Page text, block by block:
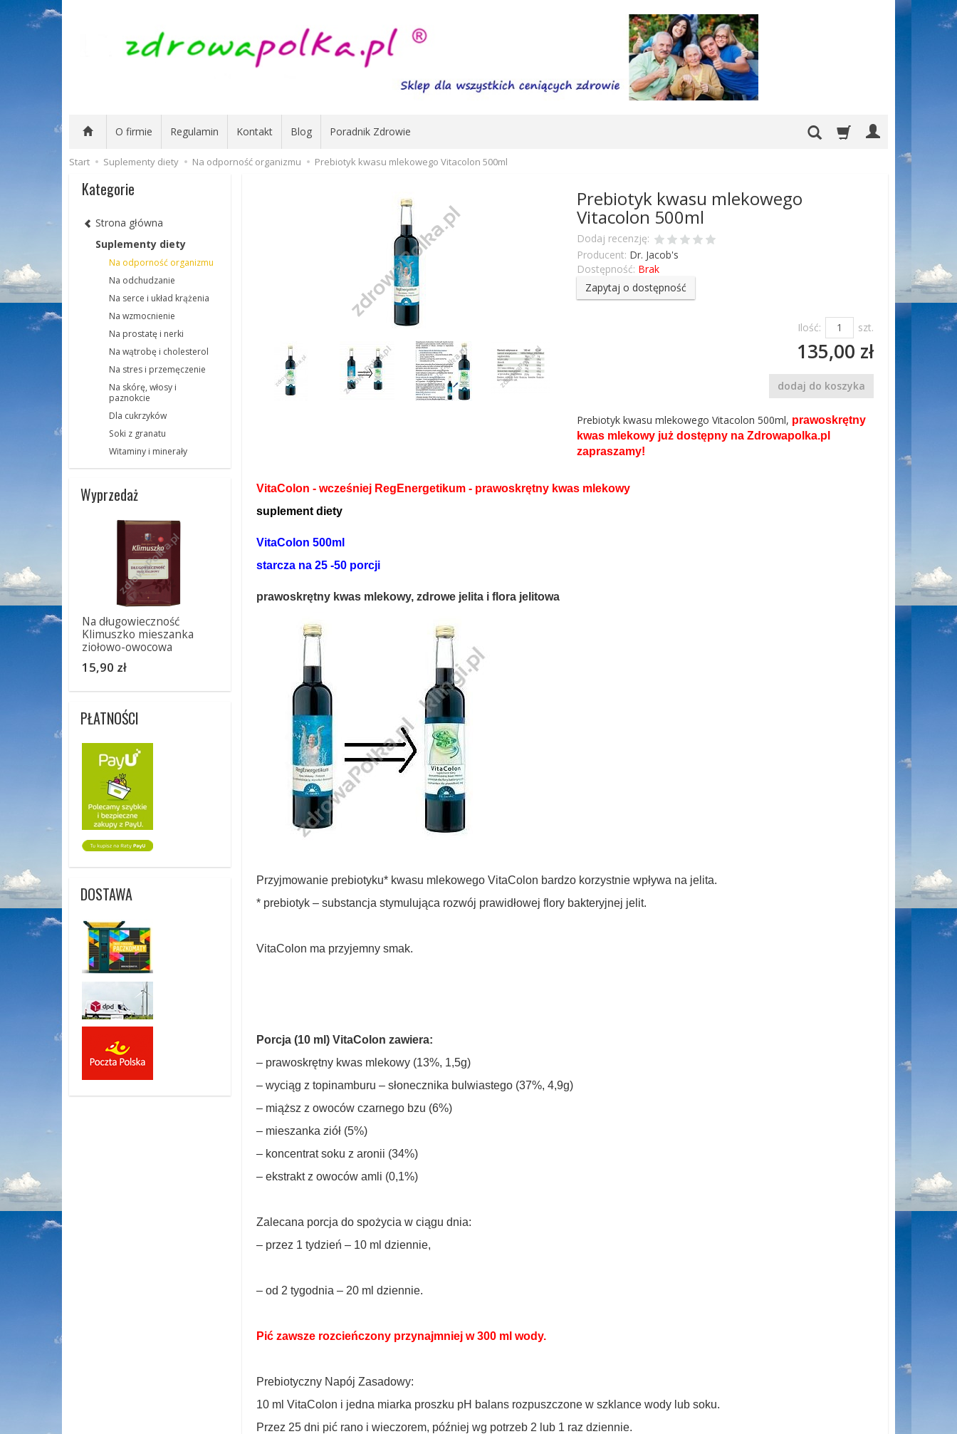
O firmie Regulamin Kontakt Blog Poradnik Zdrowie
Start Suplementy diety Na odporność organizmu Prebiotyk kwasu mlekowego Vitacolon 500ml
Prebiotyk kwasu mlekowego
Vitacolon 500ml
Dodaj recenzję:
Producent: Dr. Jacob's
Dostępność: Brak
Zapytaj o dostępność
Ilość: szt.
135,00 zł
dodaj do koszyka
Prebiotyk kwasu mlekowego Vitacolon 500ml, prawoskrętny
kwas mlekowy już dostępny na Zdrowapolka.pl
zapraszamy!
VitaColon - wcześniej RegEnergetikum - prawoskrętny kwas mlekowy
suplement diety
VitaColon 500ml
starcza na 25 -50 porcji
prawoskrętny kwas mlekowy, zdrowe jelita i flora jelitowa
Przyjmowanie prebiotyku* kwasu mlekowego VitaColon bardzo korzystnie wpływa na jelita.
* prebiotyk – substancja stymulująca rozwój prawidłowej flory bakteryjnej jelit.
VitaColon ma przyjemny smak.
Porcja (10 ml) VitaColon zawiera:
– prawoskrętny kwas mlekowy (13%, 1,5g)
– wyciąg z topinamburu – słonecznika bulwiastego (37%, 4,9g)
– miąższ z owoców czarnego bzu (6%)
– mieszanka ziół (5%)
– koncentrat soku z aronii (34%)
– ekstrakt z owoców amli (0,1%)
Zalecana porcja do spożycia w ciągu dnia:
– przez 1 tydzień – 10 ml dziennie,
– od 2 tygodnia – 20 ml dziennie.
Pić zawsze rozcieńczony przynajmniej w 300 ml wody.
Prebiotyczny Napój Zasadowy:
10 ml VitaColon i jedna miarka proszku pH balans rozpuszczone w szklance wody lub soku.
Przez 25 dni pić rano i wieczorem, później wg potrzeb 2 lub 1 raz dziennie.
Kategorie
Strona główna
Suplementy diety
Na odporność organizmu
Na odchudzanie
Na serce i układ krążenia
Na wzmocnienie
Na prostatę i nerki
Na wątrobę i cholesterol
Na stres i przemęczenie
Na skórę, włosy i
paznokcie
Dla cukrzyków
Soki z granatu
Witaminy i minerały
Wyprzedaż
Na długowieczność
Klimuszko mieszanka
ziołowo-owocowa
15,90 zł
PŁATNOŚCI
DOSTAWA